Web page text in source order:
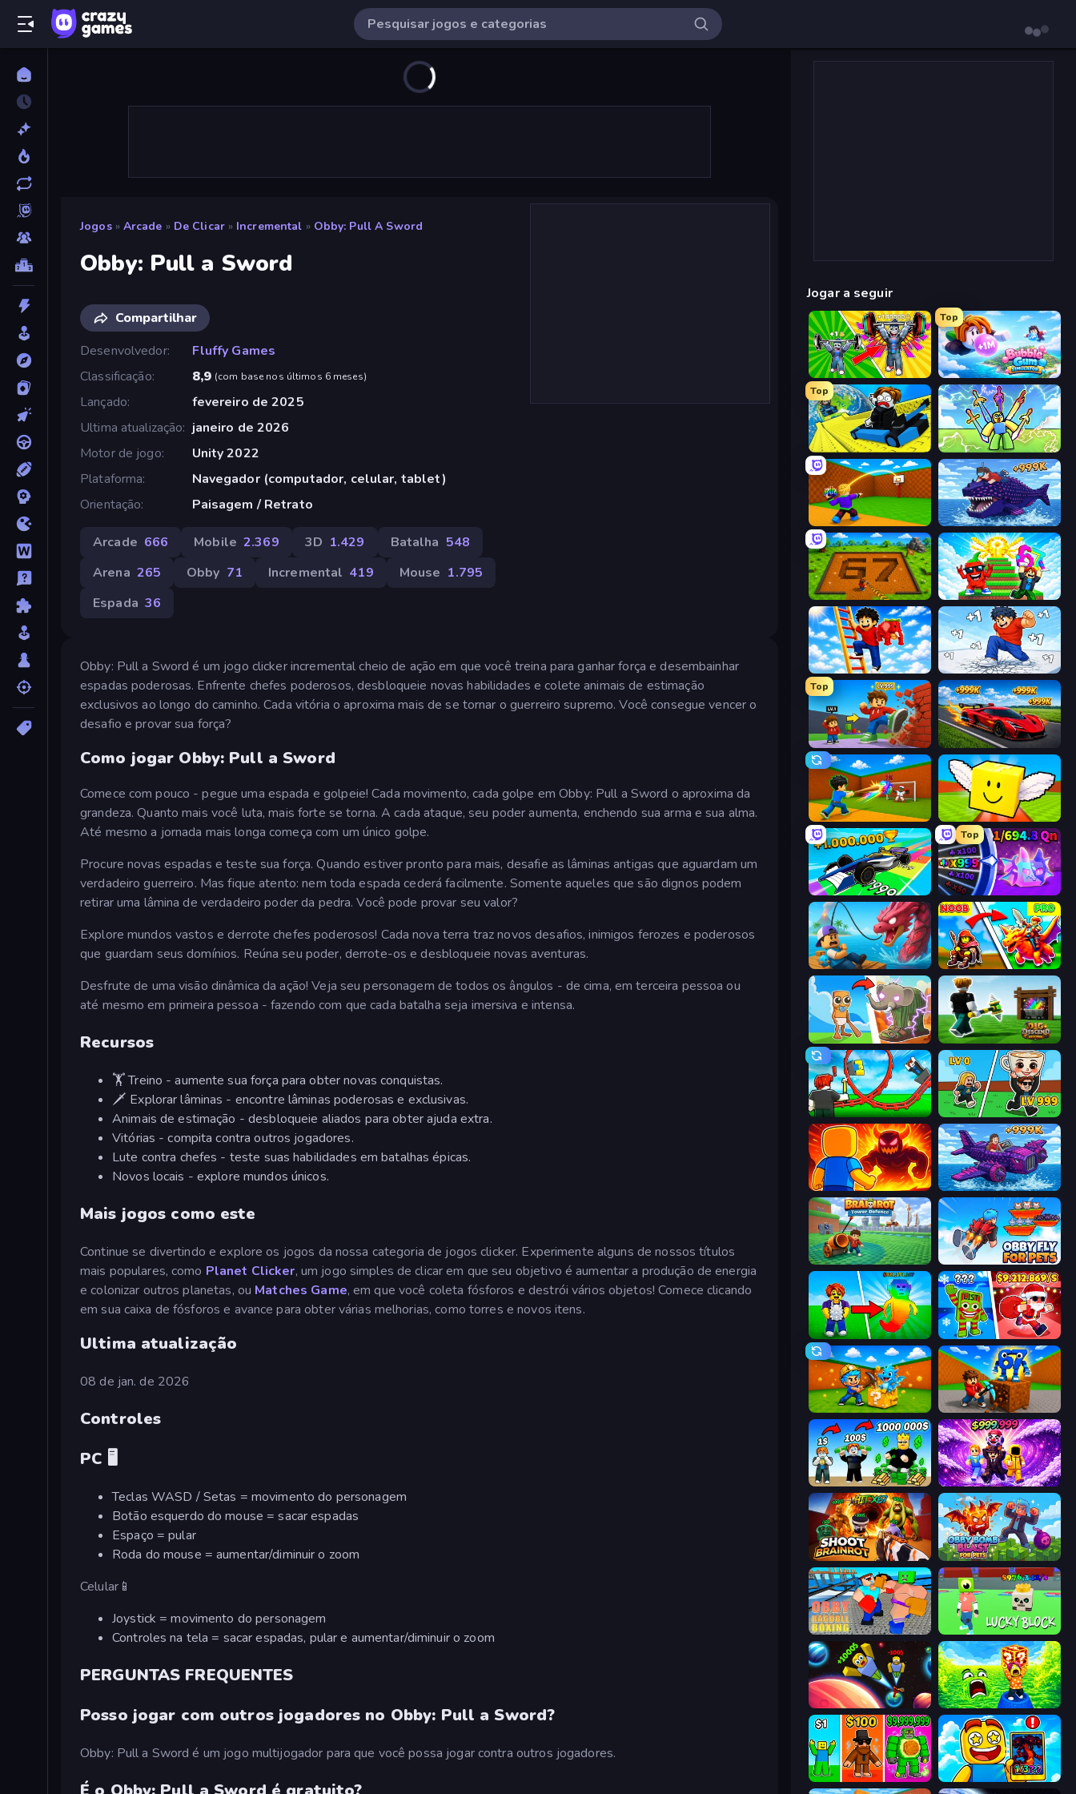
Jogos » Arcade » De Clicar » Incremental » Obby: Pull A Sword
Obby: Pull a Sword
Compartilhar
Desenvolvedor
Fluffy Games
Classificação
8,9 (com base nos últimos 6 meses)
Lançado
fevereiro de 2025
Ultima atualização
janeiro de 2026
Motor de jogo
Unity 2022
Plataforma
Navegador (computador, celular, tablet)
Orientação
Paisagem / Retrato
Arcade 666 Mobile 2.369 3D 1.429 Batalha 548
Arena 265 Obby 71 Incremental 419 Mouse 1.795
Espada 36
Obby: Pull a Sword é um jogo clicker incremental cheio de ação em que você treina para ganhar força e desembainhar
espadas poderosas. Enfrente chefes poderosos, desbloqueie novas habilidades e colete animais de estimação
exclusivos ao longo do caminho. Cada vitória o aproxima mais de se tornar o guerreiro supremo. Você consegue vencer o
desafio e provar sua força?
Como jogar Obby: Pull a Sword
Comece com pouco - pegue uma espada e golpeie! Cada movimento, cada golpe em Obby: Pull a Sword o aproxima da
grandeza. Quanto mais você luta, mais forte se torna. A cada ataque, seu poder aumenta, enchendo sua arma e sua alma.
Até mesmo a jornada mais longa começa com um único golpe.
Procure novas espadas e teste sua força. Quando estiver pronto para mais, desafie as lâminas antigas que aguardam um
verdadeiro guerreiro. Mas fique atento: nem toda espada cederá facilmente. Somente aqueles que são dignos podem
retirar uma lâmina de verdadeiro poder da pedra. Você pode provar seu valor?
Explore mundos vastos e derrote chefes poderosos! Cada nova terra traz novos desafios, inimigos ferozes e poderosos
que guardam seus domínios. Reúna seu poder, derrote-os e desbloqueie novas aventuras.
Desfrute de uma visão dinâmica da ação! Veja seu personagem de todos os ângulos - de cima, em terceira pessoa ou
até mesmo em primeira pessoa - fazendo com que cada batalha seja imersiva e intensa.
Recursos
🏋️ Treino - aumente sua força para obter novas conquistas.
🗡️ Explorar lâminas - encontre lâminas poderosas e exclusivas.
Animais de estimação - desbloqueie aliados para obter ajuda extra.
Vitórias - compita contra outros jogadores.
Lute contra chefes - teste suas habilidades em batalhas épicas.
Novos locais - explore mundos únicos.
Mais jogos como este
Continue se divertindo e explore os jogos da nossa categoria de jogos clicker. Experimente alguns de nossos títulos
mais populares, como Planet Clicker, um jogo simples de clicar em que seu objetivo é aumentar a produção de energia
e colonizar outros planetas, ou Matches Game, em que você coleta fósforos e destrói vários objetos! Comece clicando
em sua caixa de fósforos e avance para obter várias melhorias, como torres e novos itens.
Ultima atualização
08 de jan. de 2026
Controles
PC 🖥️
Teclas WASD / Setas = movimento do personagem
Botão esquerdo do mouse = sacar espadas
Espaço = pular
Roda do mouse = aumentar/diminuir o zoom
Celular📱
Joystick = movimento do personagem
Controles na tela = sacar espadas, pular e aumentar/diminuir o zoom
PERGUNTAS FREQUENTES
Posso jogar com outros jogadores no Obby: Pull a Sword?
Obby: Pull a Sword é um jogo multijogador para que você possa jogar contra outros jogadores.
Jogar a seguir
Obby: Gym Simulator, Escape
Top
Bubble Gum Simulator
Top
Cart Ride Danger Mount Obby vs Brainrot
Throw a Lucky Block Obby Fish Challenge: Ride
Obby: Dig Brainrots Run and Jump for Brainrot
Ladder to Brainhot: Climb Break a Skyscraper
Top
Obby: +1 Click Wall Breaker
Baseball For Brainrot Lucky Brainrot Blocks Online
Obby Car Challenge: Drive
Top
Meeland.io
Fish It Now Battle of Knights: Robby and Dragons
Brainrot Evolution Dig and Descend: Obby Mine
Build a Rollercoaster: Simulator Brainrot Arena Online
Obby: Legendary Dragon Obby Plane Power Challenge: Fly
Brainrot Tower Defence Obby Fly For Pets
Collect Brainrot Egg Plants vs Brain Zombies
Escape Cave For Brainrot Obby: Break Rocks For Brainrots
Obby Tycoon Build the City Obby - BrainWave
Shoot Brainrot Obby Bomb Blast For Pets
Obby: Ragdoll Boxing Lucky Block
Obby: +1 to Spaceflight Altitude Save Memerots: Acid Lava lake
Obby Brainrot Merge Obby Cards: The Legend Hunt